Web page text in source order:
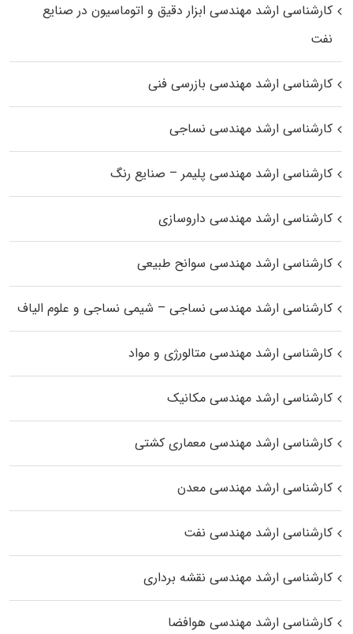
کارشناسی ارشد مهندسی ابزار دقیق و اتوماسیون در صنایع
نفت
کارشناسی ارشد مهندسی بازرسی فنی
کارشناسی ارشد مهندسی نساجی
کارشناسی ارشد مهندسی پلیمر – صنایع رنگ
کارشناسی ارشد مهندسی داروسازی
کارشناسی ارشد مهندسی سوانح طبیعی
کارشناسی ارشد مهندسی نساجی – شیمی نساجی و علوم الیاف
کارشناسی ارشد مهندسی متالورژی و مواد
کارشناسی ارشد مهندسی مکانیک
کارشناسی ارشد مهندسی معماری کشتی
کارشناسی ارشد مهندسی معدن
کارشناسی ارشد مهندسی نفت
کارشناسی ارشد مهندسی نقشه برداری
کارشناسی ارشد مهندسی هوافضا